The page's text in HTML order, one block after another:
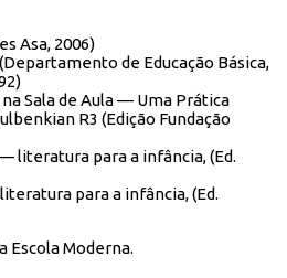
Asa, 2006)
de Educação Básica,
Sala de Aula — Uma Prática
R3 (Edição Fundação
literatura para a infância, (Ed.
para a infância, (Ed.
Escola Moderna.